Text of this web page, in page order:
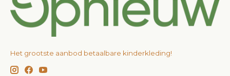
Het grootste aanbod betaalbare kinderkleding!